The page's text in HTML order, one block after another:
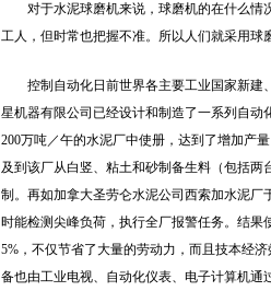
对于水泥球磨机来说，球磨机的在什么
工人，但时常也把握不准。所以人们就采用
控制自动化日前世界各主要工业国家新
星机器有限公司已经设计和制造了一系列自
200万吨／午的水泥厂中使册，达到了增加产
及到该厂从白竖、粘土和砂制备生料（包括
制。再如加拿大圣劳仑水泥公司西索加水泥厂
时能检测尖峰负荷，执行全厂报警任务。结
5%，不仅节省了大量的劳动力，而且技本经
备也由工业电视、自动化仪表、电子计算机通